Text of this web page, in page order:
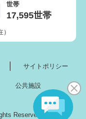
世帯
17,595世帯
サイトポリシー
公共施設
Reserved.